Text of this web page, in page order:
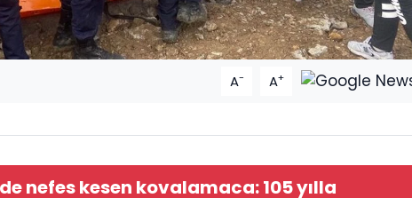
A- A+
nefes kesen kovalamaca: 105 yılla